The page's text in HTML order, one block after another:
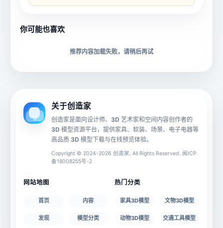
材质贴图
文件大小
你可能也喜欢
推荐内容加载失败，请稍后再试
关于创造家
创造家是面向设计师、3D 艺术家和空间内容创作者的
3D 模型资源平台，提供家具、软装、场景、电子电器等
高品质 3D 模型下载与在线预览体验。
Copyright © 2024-2026 创造家. All Rights Reserved. 闽ICP
备18008255号-2
网站地图
首页 内容
发现 模型分类
热门分类
家具3D模型 文物3D模型
动物3D模型 交通工具模型